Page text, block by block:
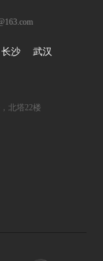
长沙 武汉
北塔22楼